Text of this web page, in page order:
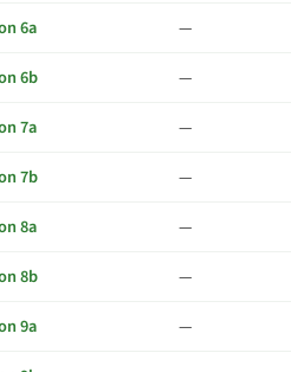
6a
—
6b
—
7a
—
7b
—
8a
—
8b
—
9a
—